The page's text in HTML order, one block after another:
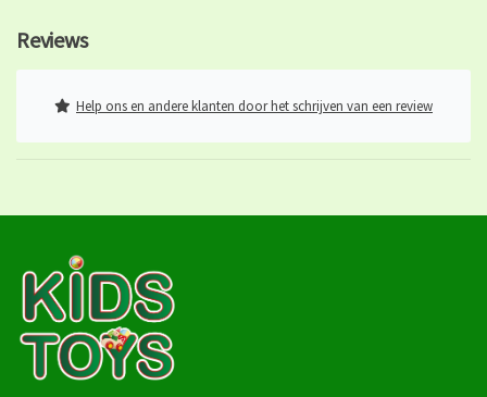
Reviews
Help ons en andere klanten door het schrijven van een review